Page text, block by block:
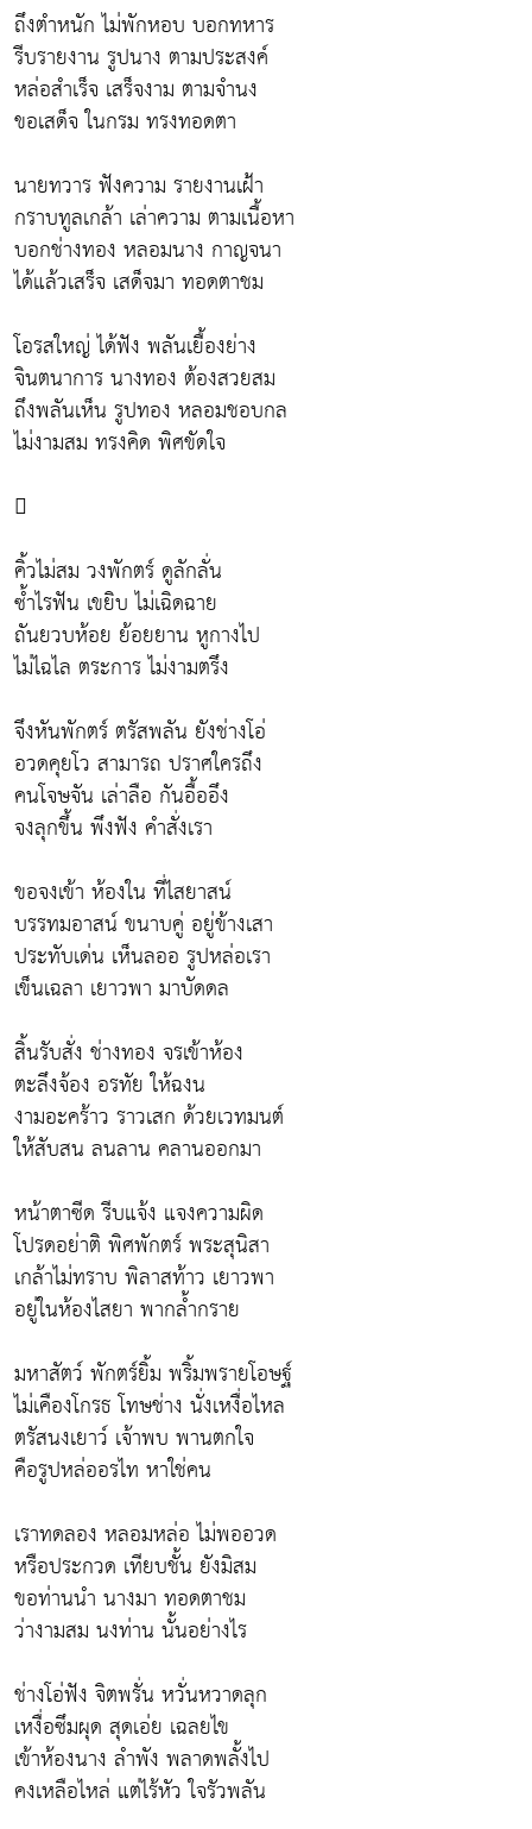
ถึงตำหนัก ไม่พักหอบ บอกทหาร
รีบรายงาน รูปนาง ตามประสงค์
หล่อสำเร็จ เสร็จงาม ตามจำนง
ขอเสด็จ ในกรม ทรงทอดตา
นายทวาร ฟังความ รายงานเฝ้า
กราบทูลเกล้า เล่าความ ตามเนื้อหา
บอกช่างทอง หลอมนาง กาญจนา
ได้แล้วเสร็จ เสด็จมา ทอดตาชม
โอรสใหญ่ ได้ฟัง พลันเยื้องย่าง
จินตนาการ นางทอง ต้องสวยสม
ถึงพลันเห็น รูปทอง หลอมชอบกล
ไม่งามสม ทรงคิด พิศขัดใจ

คิ้วไม่สม วงพักตร์ ดูลักลั่น
ซ้ำไรฟัน เขยิบ ไม่เฉิดฉาย
ถันยวบห้อย ย้อยยาน หูกางไป
ไม่ไฉไล ตระการ ไม่งามตรึง
จึงหันพักตร์ ตรัสพลัน ยังช่างโอ่
อวดคุยโว สามารถ ปราศใครถึง
คนโจษจัน เล่าลือ กันอื้ออึง
จงลุกขึ้น พึงฟัง คำสั่งเรา
ขอจงเข้า ห้องใน ที่ไสยาสน์
บรรทมอาสน์ ขนาบคู่ อยู่ข้างเสา
ประทับเด่น เห็นลออ รูปหล่อเรา
เข็นเฉลา เยาวพา มาบัดดล
สิ้นรับสั่ง ช่างทอง จรเข้าห้อง
ตะลึงจ้อง อรทัย ให้ฉงน
งามอะคร้าว ราวเสก ด้วยเวทมนต์
ให้สับสน ลนลาน คลานออกมา
หน้าตาซีด รีบแจ้ง แจงความผิด
โปรดอย่าติ พิศพักตร์ พระสุนิสา
เกล้าไม่ทราบ พิลาสท้าว เยาวพา
อยู่ในห้องไสยา พากล้ำกราย
มหาสัตว์ พักตร์ยิ้ม พริ้มพรายโอษฐ์
ไม่เคืองโกรธ โทษช่าง นั่งเหงื่อไหล
ตรัสนงเยาว์ เจ้าพบ พานตกใจ
คือรูปหล่ออรไท หาใช่คน
เราทดลอง หลอมหล่อ ไม่พออวด
หรือประกวด เทียบชั้น ยังมิสม
ขอท่านนำ นางมา ทอดตาชม
ว่างามสม นงท่าน นั้นอย่างไร
ช่างโอ่ฟัง จิตพรั่น หวั่นหวาดลุก
เหงื่อซึมผุด สุดเอ่ย เฉลยไข
เข้าห้องนาง ลำพัง พลาดพลั้งไป
คงเหลือไหล่ แต่ไร้หัว ใจรัวพลัน